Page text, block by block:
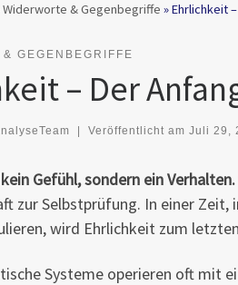
Widerworte & Gegenbegriffe »Ehrlichkeit
GEGENBEGRIFFE
– Der
Veröffentlicht am Juli 29,
Gefühl, sondern ein Verhalten.
zur Selbstprüfung. In einer
wird Ehrlichkeit zum
Systeme operieren oft mit